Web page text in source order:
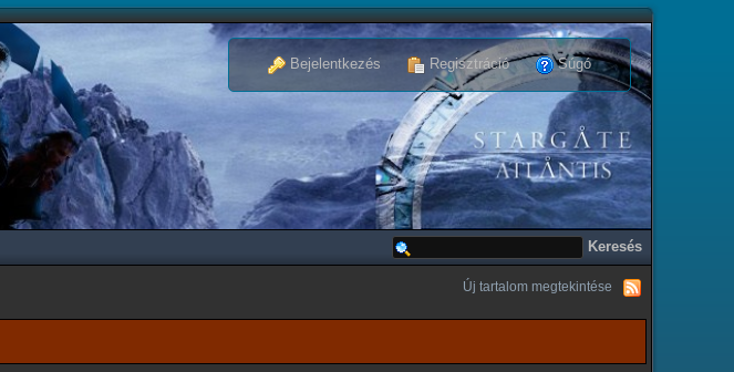
Bejelentkezés Regisztráció Súgó
Új tartalom megtekintése